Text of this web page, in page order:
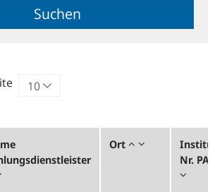
Suchen
Ort
Nr.